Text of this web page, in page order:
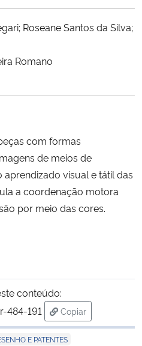
Roseane Santos da Silva;
Romano
com formas
de meios de
visual e tátil das
a coordenação motora
por meio das cores.
conteúdo:
191
Copiar
para área de
E PATENTES